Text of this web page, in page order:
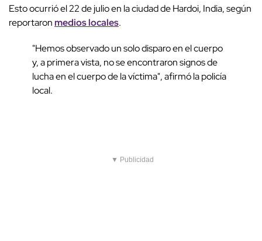
Esto ocurrió el 22 de julio en la ciudad de Hardoi, India, según
reportaron medios locales.
"Hemos observado un solo disparo en el cuerpo
y, a primera vista, no se encontraron signos de
lucha en el cuerpo de la víctima", afirmó la policía
local.
▼ Publicidad